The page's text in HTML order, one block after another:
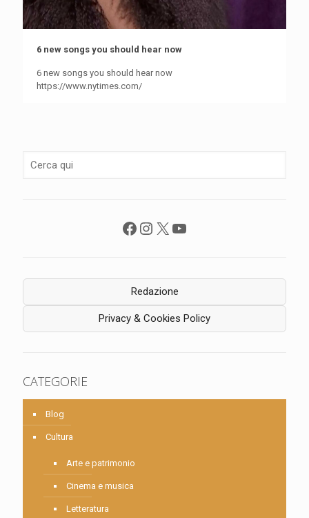
6 new songs you should hear now
6 new songs you should hear now
https://www.nytimes.com/
Facebook
Instagram
X YouTube
Redazione
Privacy & Cookies Policy
CATEGORIE
Blog
Cultura
Arte e patrimonio
Cinema e musica
Letteratura